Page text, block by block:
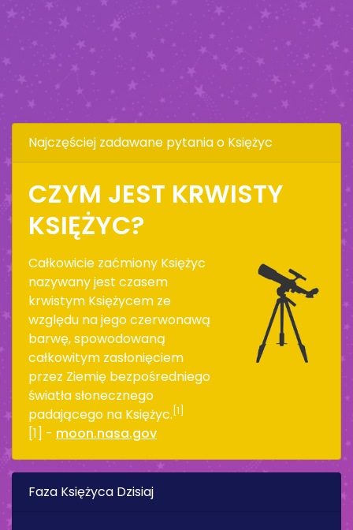
Najczęściej zadawane pytania o Księżyc
CZYM JEST KRWISTY
KSIĘŻYC?
Całkowicie zaćmiony Księżyc
nazywany jest czasem
krwistym Księżycem ze
względu na jego czerwonawą
barwę, spowodowaną
całkowitym zasłonięciem
przez Ziemię bezpośredniego
światła słonecznego
padającego na Księżyc. [1]
[1] - moon.nasa.gov
Faza Księżyca Dzisiaj